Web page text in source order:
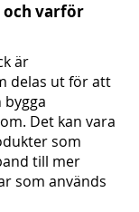
och varför
är
delas ut för att
bygga
Det kan vara
som
till mer
som används